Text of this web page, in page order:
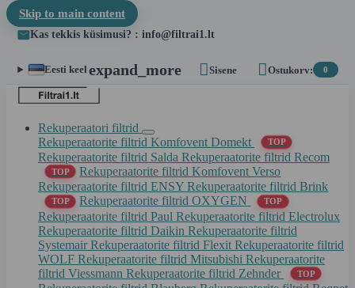
Skip to main content
Kas tekkis küsimusi? : info@filtrai1.lt
Eesti keel expand_more Sisene Ostukorv: 0
Rekuperaatori filtrid
Rekuperaatorite filtrid Komfovent Domekt
TOP
Rekuperaatorite filtrid Salda Rekuperaatorite filtrid Recom
TOP
Rekuperaatorite filtrid Komfovent Verso
Rekuperaatorite filtrid ENSY Rekuperaatorite filtrid Brink
TOP Rekuperaatorite filtrid OXYGEN TOP
Rekuperaatorite filtrid Paul Rekuperaatorite filtrid Electrolux
Rekuperaatorite filtrid Daikin Rekuperaatorite filtrid
Systemair Rekuperaatorite filtrid Flexit Rekuperaatorite filtrid
WOLF Rekuperaatorite filtrid Mitsubishi Rekuperaatorite
filtrid Viessmann Rekuperaatorite filtrid Zehnder TOP